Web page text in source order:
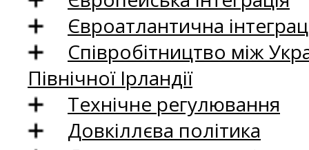
Євроатлантична
Співробітництво між
Північної Ірландії
Технічне регулювання
Довкіллєва політика